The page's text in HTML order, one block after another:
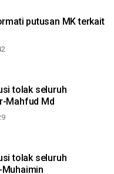
putusan MK terkait
tolak seluruh
Mahfud Md
tolak seluruh